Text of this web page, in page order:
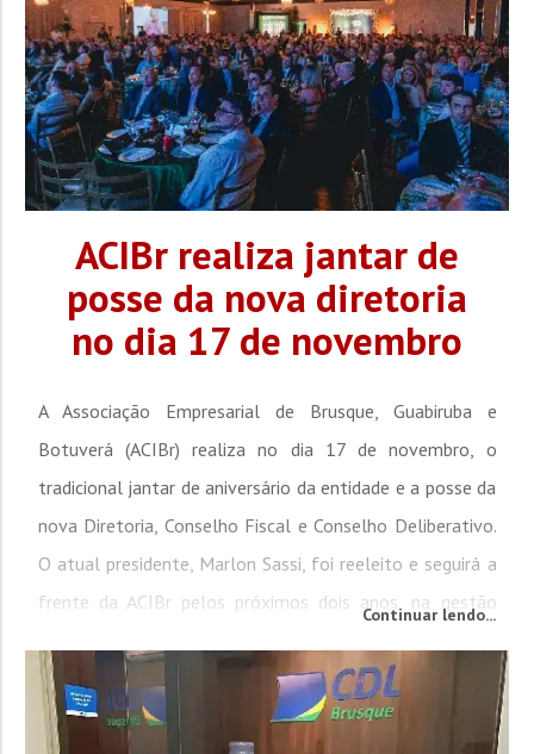
ACIBr realiza jantar de
posse da nova diretoria
no dia 17 de novembro
A Associação Empresarial de Brusque, Guabiruba e
Botuverá (ACIBr) realiza no dia 17 de novembro, o
tradicional jantar de aniversário da entidade e a posse da
nova Diretoria, Conselho Fiscal e Conselho Deliberativo.
O atual presidente, Marlon Sassi, foi reeleito e seguirá a
frente da ACIBr pelos próximos dois anos, na gestão
assume, pela primeira vez, a vice-presidência...
Continuar lendo...